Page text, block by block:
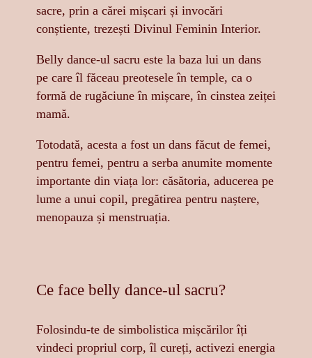
sacre, prin a cărei mișcari și invocări
conștiente, trezești Divinul Feminin Interior.
Belly dance-ul sacru este la baza lui un dans
pe care îl făceau preotesele în temple, ca o
formă de rugăciune în mișcare, în cinstea zeiței
mamă.
Totodată, acesta a fost un dans făcut de femei,
pentru femei, pentru a serba anumite momente
importante din viața lor: căsătoria, aducerea pe
lume a unui copil, pregătirea pentru naștere,
menopauza și menstruația.
Ce face belly dance-ul sacru?
Folosindu-te de simbolistica mișcărilor îți
vindeci propriul corp, îl cureți, activezi energia